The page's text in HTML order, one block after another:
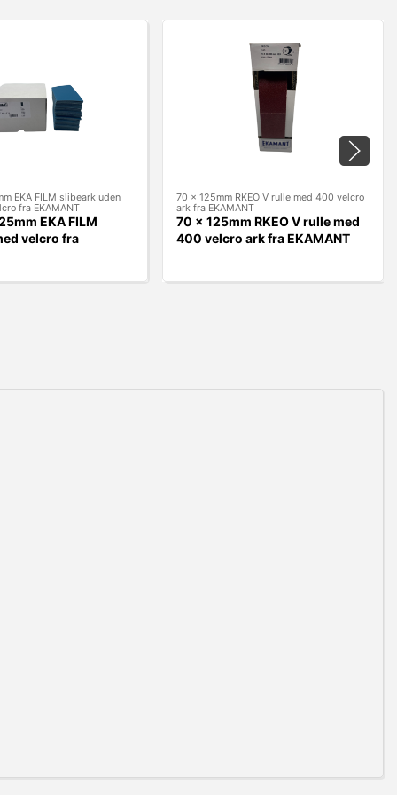
EKA FILM slibeark uden
fra EKAMANT
EKA FILM
velcro fra
70 x 125mm RKEO V rulle med 400 velcro
ark fra EKAMANT
70 x 125mm RKEO V rulle med
400 velcro ark fra EKAMANT